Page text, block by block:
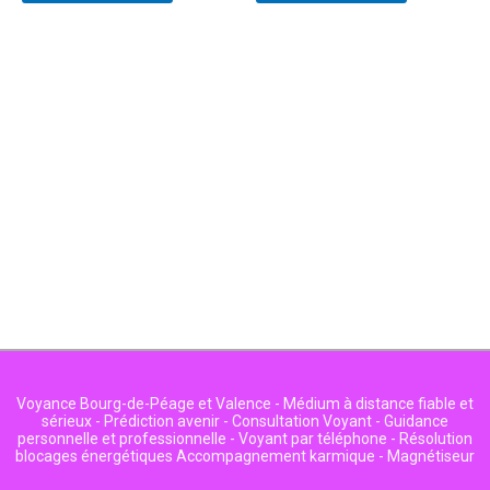
Voyance Bourg-de-Péage et Valence - Médium à distance fiable et
sérieux - Prédiction avenir - Consultation Voyant - Guidance
personnelle et professionnelle - Voyant par téléphone - Résolution
blocages énergétiques Accompagnement karmique - Magnétiseur